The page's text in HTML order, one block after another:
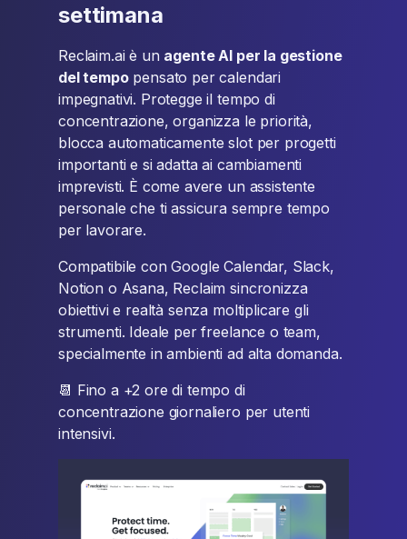
settimana
Reclaim.ai è un agente AI per la gestione
del tempopensato per calendari
impegnativi. Protegge il tempo di
concentrazione, organizza le priorità,
blocca automaticamente slot per progetti
importanti e si adatta ai cambiamenti
imprevisti. È come avere un assistente
personale che ti assicura sempre tempo
per lavorare.
Compatibile con Google Calendar, Slack,
Notion o Asana, Reclaim sincronizza
obiettivi e realtà senza moltiplicare gli
strumenti. Ideale per freelance o team,
specialmente in ambienti ad alta domanda.
📆 Fino a +2 ore di tempo di
concentrazione giornaliero per utenti
intensivi.